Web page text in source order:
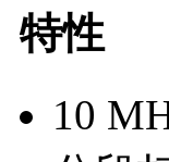
特性
10